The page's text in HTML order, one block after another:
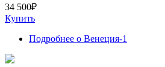
34 500₽
Купить
Подробнее о Венеция-1